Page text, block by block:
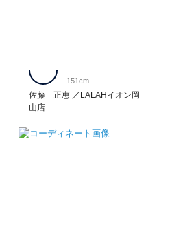
佐藤 正恵
LALAHイオン岡
山店
151cm